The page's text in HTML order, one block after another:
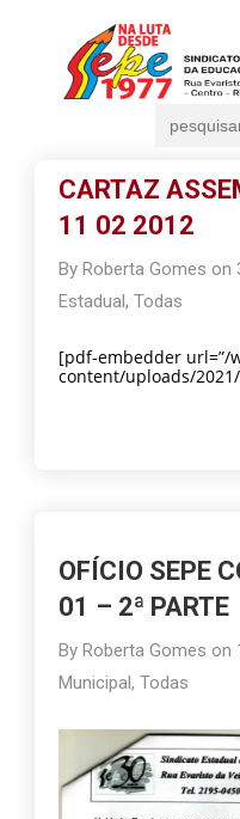
for:
CARTAZ
11 02 2012
ByRoberta Gomes on
Estadual,Todas
[pdf-embedder url=”/
content/uploads/
OFÍCIO SEPE
01 – 2ª PARTE
ByRoberta Gomes on
Municipal,Todas